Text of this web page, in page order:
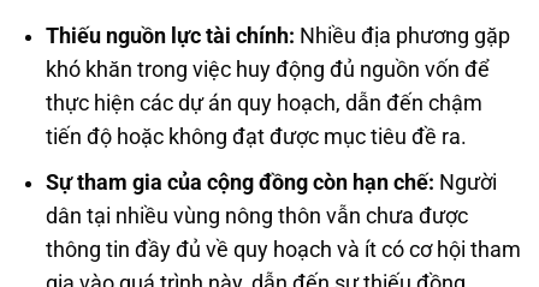
Thiếu nguồn lực tài chính: Nhiều địa phương gặp
khó khăn trong việc huy động đủ nguồn vốn để
thực hiện các dự án quy hoạch, dẫn đến chậm
tiến độ hoặc không đạt được mục tiêu đề ra.
Sự tham gia của cộng đồng còn hạn chế: Người
dân tại nhiều vùng nông thôn vẫn chưa được
thông tin đầy đủ về quy hoạch và ít có cơ hội tham